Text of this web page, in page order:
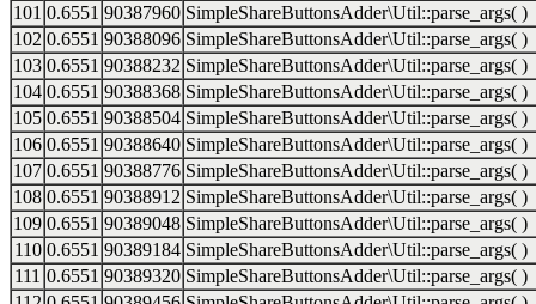
101 0.6551 90387960 SimpleShareButtonsAdder\Util::parse_args( )
102 0.6551 90388096 SimpleShareButtonsAdder\Util::parse_args( )
103 0.6551 90388232 SimpleShareButtonsAdder\Util::parse_args( )
104 0.6551 90388368 SimpleShareButtonsAdder\Util::parse_args( )
105 0.6551 90388504 SimpleShareButtonsAdder\Util::parse_args( )
106 0.6551 90388640 SimpleShareButtonsAdder\Util::parse_args( )
107 0.6551 90388776 SimpleShareButtonsAdder\Util::parse_args( )
108 0.6551 90388912 SimpleShareButtonsAdder\Util::parse_args( )
109 0.6551 90389048 SimpleShareButtonsAdder\Util::parse_args( )
110 0.6551 90389184 SimpleShareButtonsAdder\Util::parse_args( )
111 0.6551 90389320 SimpleShareButtonsAdder\Util::parse_args( )